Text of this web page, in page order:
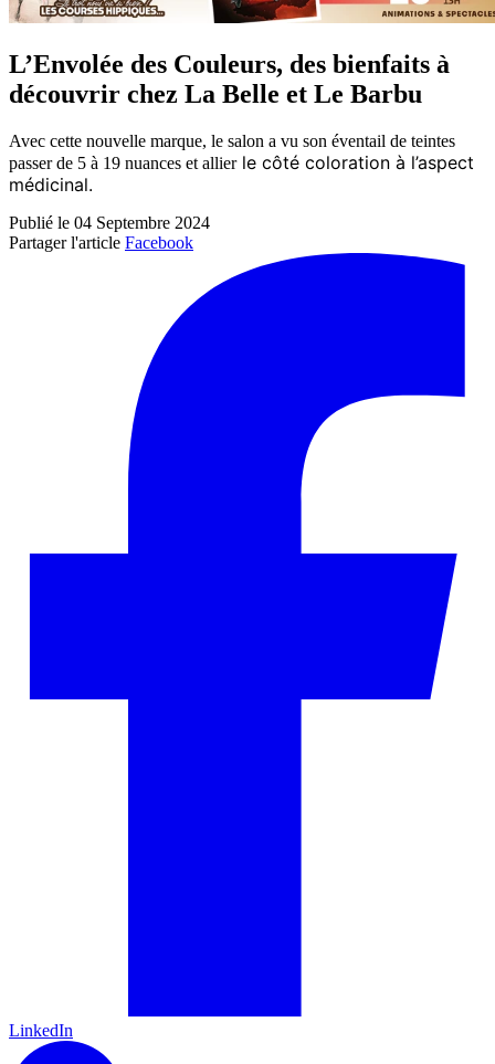
L’Envolée des Couleurs, des bienfaits à
découvrir chez La Belle et Le Barbu
Avec cette nouvelle marque, le salon a vu son éventail de teintes
passer de 5 à 19 nuances et allierle côté coloration à l’aspect
médicinal.
Publié le 04 Septembre 2024
Partager l'article Facebook
LinkedIn